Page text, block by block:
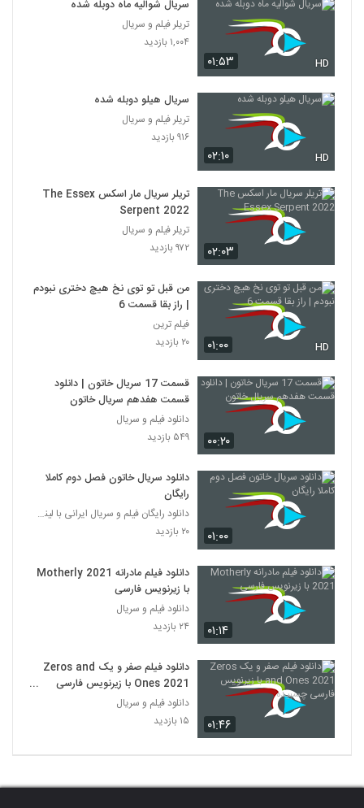
۰۱:۵۳ HD
سریال شوالیه ماه دوبله شده
تریلر فیلم و سریال
۱,۰۰۴ بازدید
۰۲:۱۰ HD
سریال هیلو دوبله شده
تریلر فیلم و سریال
۹۱۶ بازدید
۰۲:۰۳
تریلر سریال مار اسکس The Essex
Serpent 2022
تریلر فیلم و سریال
۹۷۲ بازدید
۰۱:۰۰ HD
من قبل تو توی نخ هیچ دختری نبودم
| راز بقا قسمت 6
فیلم ترین
۲۰ بازدید
۰۰:۲۰
قسمت 17 سریال خاتون | دانلود
قسمت هفدهم سریال خاتون
دانلود فیلم و سریال
۵۴۹ بازدید
۰۱:۰۰
دانلود سریال خاتون فصل دوم کاملا
رایگان
دانلود رایگان فیلم و سریال ایرانی با لینک مستقیم
۲۰ بازدید
۰۱:۱۴
دانلود فیلم مادرانه Motherly 2021
با زیرنویس فارسی
دانلود فیلم و سریال
۲۴ بازدید
۰۱:۴۶
دانلود فیلم صفر و یک Zeros and
Ones 2021 با زیرنویس فارسی
چسبیده
دانلود فیلم و سریال
۱۵ بازدید